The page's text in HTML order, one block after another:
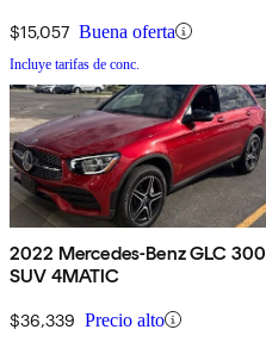
$15,057 Buena oferta
Incluye tarifas de conc.
2022 Mercedes-Benz GLC 300
SUV 4MATIC
$36,339 Precio alto